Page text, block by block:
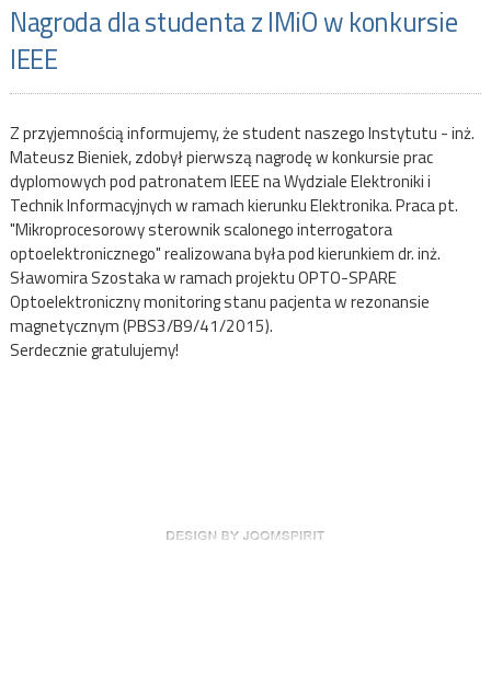
Nagroda dla studenta z IMiO w konkursie
IEEE
Z przyjemnością informujemy, że student naszego Instytutu - inż.
Mateusz Bieniek, zdobył pierwszą nagrodę w konkursie prac
dyplomowych pod patronatem IEEE na Wydziale Elektroniki i
Technik Informacyjnych w ramach kierunku Elektronika. Praca pt.
"Mikroprocesorowy sterownik scalonego interrogatora
optoelektronicznego" realizowana była pod kierunkiem dr. inż.
Sławomira Szostaka w ramach projektu OPTO-SPARE
Optoelektroniczny monitoring stanu pacjenta w rezonansie
magnetycznym (PBS3/B9/41/2015).
Serdecznie gratulujemy!